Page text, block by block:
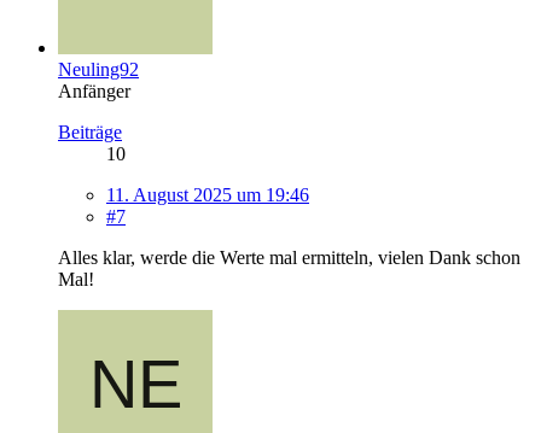
Neuling92
Anfänger
Beiträge
10
11. August 2025 um 19:46
#7
Alles klar, werde die Werte mal ermitteln, vielen Dank schon
Mal!